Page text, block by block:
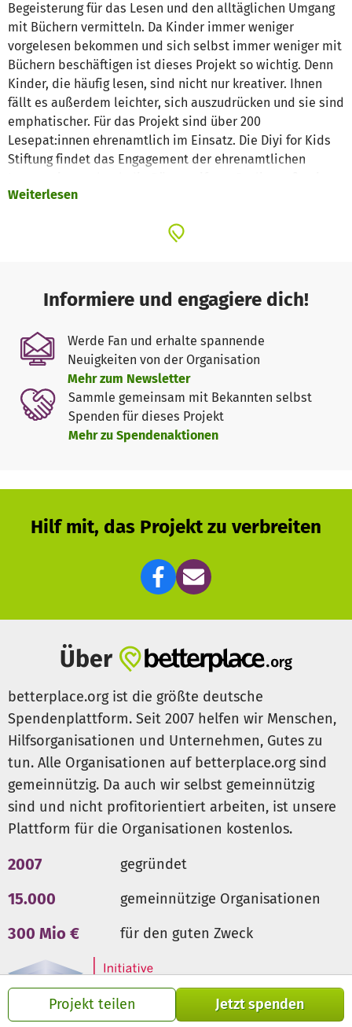
Projekt teilen Jetzt spenden
Begeisterung für das Lesen und den alltäglichen Umgang
mit Büchern vermitteln. Da Kinder immer weniger
vorgelesen bekommen und sich selbst immer weniger mit
Büchern beschäftigen ist dieses Projekt so wichtig. Denn
Kinder, die häufig lesen, sind nicht nur kreativer. Ihnen
fällt es außerdem leichter, sich auszudrücken und sie sind
emphatischer. Für das Projekt sind über 200
Lesepat:innen ehrenamtlich im Einsatz. Die Diyi for Kids
Stiftung findet das Engagement der ehrenamtlichen
und möchte dieses fördern. Mit den Spenden, die wir
Willkommenspakete für Lesepaten finanzieren (25€) oder
Weiterlesen
Informiere und engagiere dich!
Werde Fan und erhalte spannende
Neuigkeiten von der Organisation
Mehr zum Newsletter
Sammle gemeinsam mit Bekannten selbst
Spenden für dieses Projekt
Mehr zu Spendenaktionen
Hilf mit, das Projekt zu verbreiten
Über
betterplace.org ist die größte deutsche
Spendenplattform. Seit 2007 helfen wir Menschen,
Hilfsorganisationen und Unternehmen, Gutes zu
tun. Alle Organisationen auf betterplace.org sind
gemeinnützig. Da auch wir selbst gemeinnützig
sind und nicht profitorientiert arbeiten, ist unsere
Plattform für die Organisationen kostenlos.
2007 gegründet
15.000 gemeinnützige Organisationen
300 Mio € für den guten Zweck